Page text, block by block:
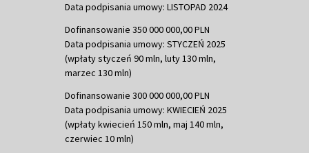
Data podpisania umowy: LISTOPAD 2024
Dofinansowanie 350 000 000,00 PLN
Data podpisania umowy: STYCZEŃ 2025
(wpłaty styczeń 90 mln, luty 130 mln,
marzec 130 mln)
Dofinansowanie 300 000 000,00 PLN
Data podpisania umowy: KWIECIEŃ 2025
(wpłaty kwiecień 150 mln, maj 140 mln,
czerwiec 10 mln)